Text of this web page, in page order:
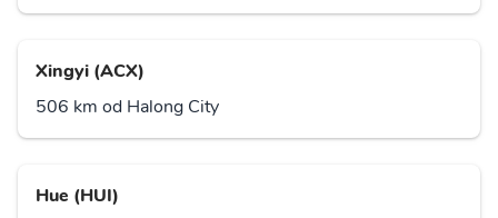
Xingyi (ACX)
506 km od Halong City
Hue (HUI)